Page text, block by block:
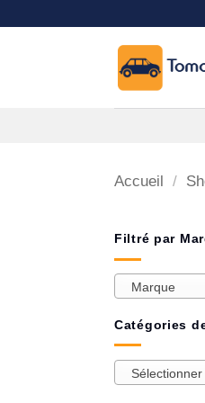
au
Accueil /
Filtré par
Marque
Catégories